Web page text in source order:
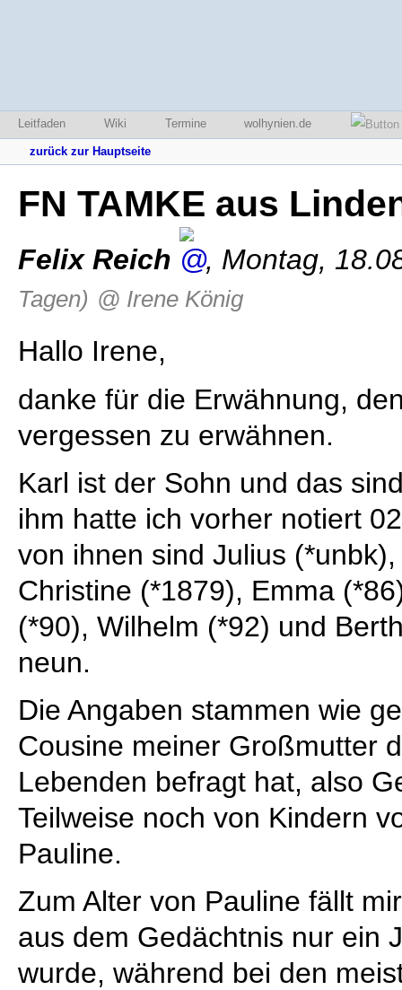
Leitfaden Wiki Termine wolhynien.de
zurück zur Hauptseite
FN TAMKE aus
Felix Reich , Montag,
Tagen) @ Irene König
Hallo Irene,
danke für die Erwähnung,
vergessen zu erwähnen.
Karl ist der Sohn und das
ihm hatte ich vorher notiert
von ihnen sind Julius
Christine (*1879), Emma
(*90), Wilhelm (*92) und
neun.
Die Angaben stammen wie
Cousine meiner Großmutter
Lebenden befragt hat, also
Teilweise noch von Kindern
Pauline.
Zum Alter von Pauline fällt
aus dem Gedächtnis nur ein
wurde, während bei den